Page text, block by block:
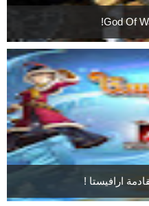
ارافيستا !